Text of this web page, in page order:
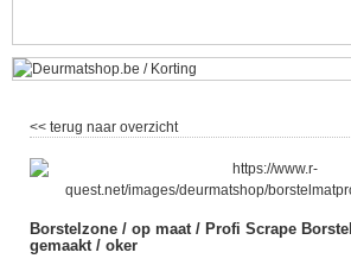
<< terug naar overzicht
Borstelzone / op maat / Profi Scrape
gemaakt / oker